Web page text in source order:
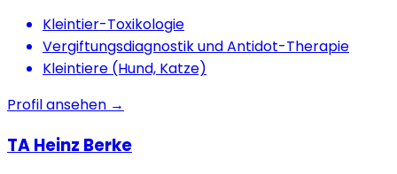
Kleintier-Toxikologie
Vergiftungsdiagnostik und Antidot-Therapie
Kleintiere (Hund, Katze)
Profil ansehen →
TA Heinz Berke